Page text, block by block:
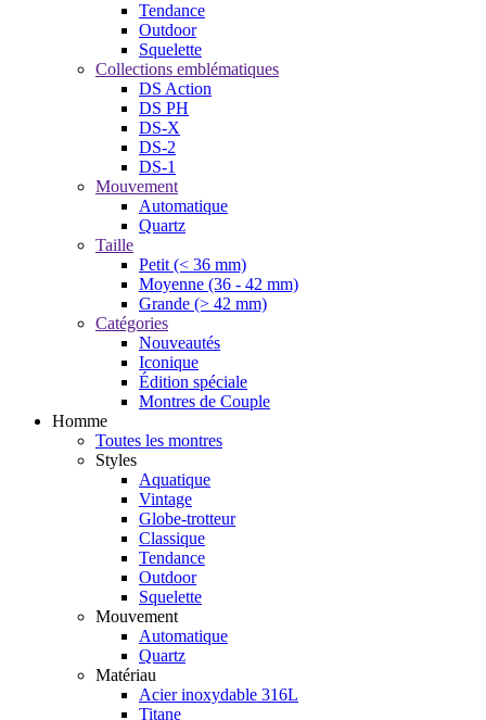
Tendance
Outdoor
Squelette
Collections emblématiques
DS Action
DS PH
DS-X
DS-2
DS-1
Mouvement
Automatique
Quartz
Taille
Petit (< 36 mm)
Moyenne (36 - 42 mm)
Grande (> 42 mm)
Catégories
Nouveautés
Iconique
Édition spéciale
Montres de Couple
Homme
Toutes les montres
Styles
Aquatique
Vintage
Globe-trotteur
Classique
Tendance
Outdoor
Squelette
Mouvement
Automatique
Quartz
Matériau
Acier inoxydable 316L
Titane